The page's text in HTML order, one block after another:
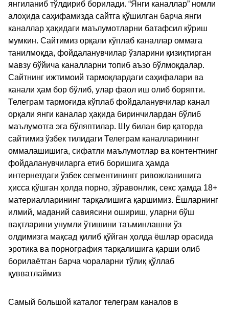
янгиланиб тўлдириб борилади. “Янги каналлар” номли
алоҳида саҳифамизда сайтга қўшилган барча янги
каналлар ҳақидаги маълумотларни батафсил кўриш
мумкин. Сайтимиз орқали кўплаб каналлар оммага
танилмоқда, фойдаланувчилар ўзларини қизиқтирган
мавзу бўйича каналларни топиб аъзо бўлмоқдалар.
Сайтнинг ижтимоий тармоқлардаги саҳифалари ва
канали ҳам бор бўлиб, улар фаол иш олиб боряпти.
Телеграм тармоғида кўплаб фойдаланувчилар канал
орқали янги каналар ҳақида биринчилардан бўлиб
маълумотга эга бўляптилар. Шу билан бир қаторда
сайтимиз ўзбек тилидаги Телеграм каналларининг
оммалашишига, сифатли маълумотлар ва контентнинг
фойдаланувчиларга етиб боришига ҳамда
интернетдаги ўзбек сегментинингг ривожланишига
ҳисса қўшган ҳолда порно, зўравонлик, секс ҳамда 18+
материалларининг тарқалишига қаршимиз. Ёшларнинг
илмий, маданий савиясини ошириш, уларни бўш
вақтларини унумли ўтишини таъминлашни ўз
олдимизга мақсад қилиб қўйган ҳолда ёшлар орасида
эротика ва порнография тарқалишига қарши олиб
борилаётган барча чораларни тўлиқ қўллаб
қувватлаймиз
Самый большой каталог телеграм каналов в